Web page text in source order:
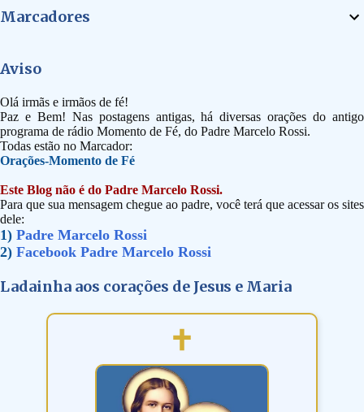
Marcadores
Aviso
Olá irmãs e irmãos de fé!
Paz e Bem! Nas postagens antigas, há diversas orações do antigo
programa de rádio Momento de Fé, do Padre Marcelo Rossi.
Todas estão no Marcador:
Orações-Momento de Fé
Este Blog não é do Padre Marcelo Rossi.
Para que sua mensagem chegue ao padre, você terá que acessar os sites
dele:
1) Padre Marcelo Rossi
2) Facebook Padre Marcelo Rossi
Ladainha aos corações de Jesus e Maria